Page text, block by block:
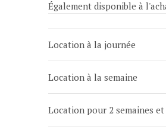
Également disponible à
Location à la journée
Location à la semaine
Location pour 2 semaines et